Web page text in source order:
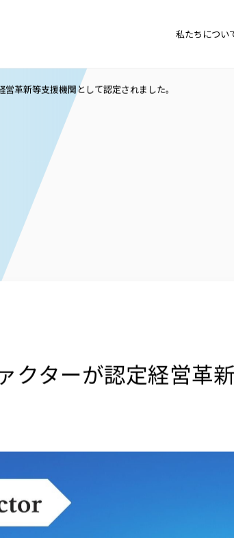
私たちについ
営革新等支援機関として認定されました。
クターが認定経営革